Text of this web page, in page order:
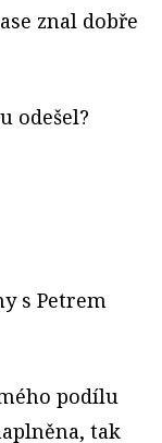
znal dobře
odešel?
s Petrem
podílu
tak